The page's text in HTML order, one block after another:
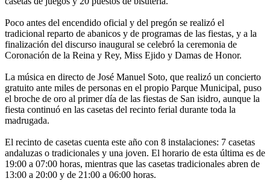
Poco antes del encendido oficial y del pregón se realizó el
tradicional reparto de abanicos y de programas de las fiestas, y a la
finalización del discurso inaugural se celebró la ceremonia de
Coronación de la Reina y Rey, Miss Ejido y Damas de Honor.
La música en directo de José Manuel Soto, que realizó un concierto
gratuito ante miles de personas en el propio Parque Municipal, puso
el broche de oro al primer día de las fiestas de San isidro, aunque la
fiesta continuó en las casetas del recinto ferial durante toda la
madrugada.
El recinto de casetas cuenta este año con 8 instalaciones: 7 casetas
andaluzas o tradicionales y una joven. El horario de esta última es de
19:00 a 07:00 horas, mientras que las casetas tradicionales abren de
13:00 a 20:00 y de 21:00 a 06:00 horas.